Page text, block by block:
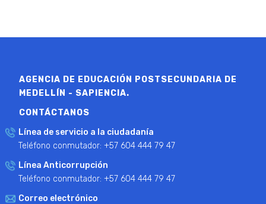
AGENCIA DE EDUCACIÓN POSTSECUNDARIA DE
MEDELLÍN - SAPIENCIA.
CONTÁCTANOS
Línea de servicio a la ciudadanía
Teléfono conmutador: +57 604 444 79 47
Línea Anticorrupción
Teléfono conmutador: +57 604 444 79 47
Correo electrónico